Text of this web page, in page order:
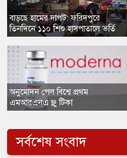
বাড়ছে হামের দাপট: ফরিদপুরে
তিনদিনে ১১০ শিশু হাসপাতালে ভর্তি
অনুমোদন পেল বিশ্বে প্রথম
এমআরএনএ ফ্লু টিকা
সর্বশেষ সংবাদ